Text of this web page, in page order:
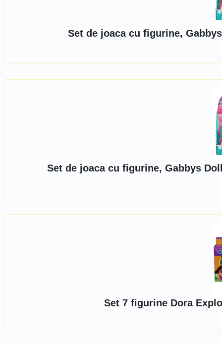
Set de joaca cu figurine,
Set de joaca cu figurine, Gabbys
Set 7 figurine Dora